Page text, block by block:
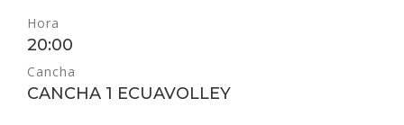
Hora
20:00
Cancha
CANCHA 1 ECUAVOLLEY